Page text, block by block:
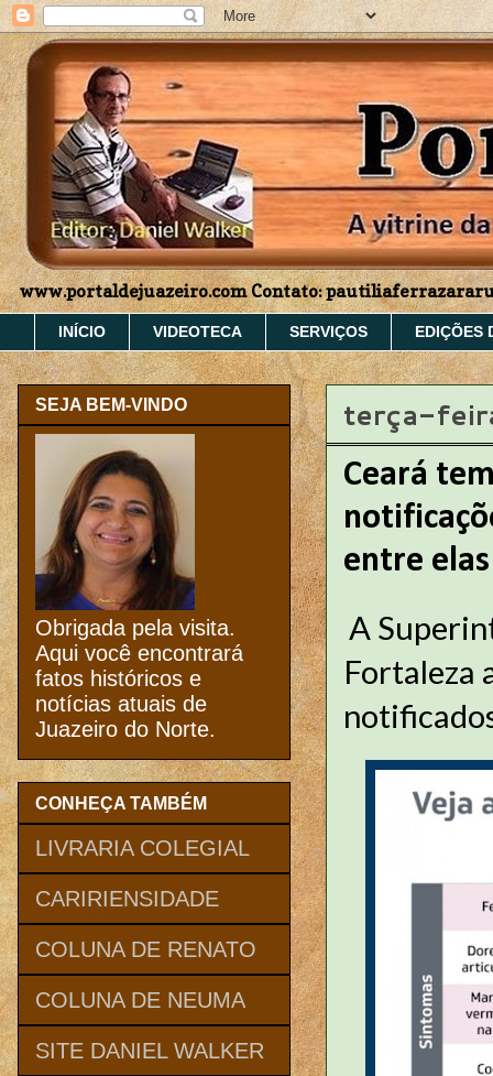
www.portaldejuazeiro.com Contato:
INÍCIO VIDEOTECA SERVIÇOS EDIÇÕES
terça-
Ceará
entre elas
A
Fortaleza
SEJA BEM-VINDO
Obrigada pela visita.
Aqui você encontrará
fatos históricos e
notícias atuais de
Juazeiro do Norte.
CONHEÇA TAMBÉM
LIVRARIA COLEGIAL
CARIRIENSIDADE
COLUNA DE RENATO
COLUNA DE NEUMA
SITE DANIEL WALKER